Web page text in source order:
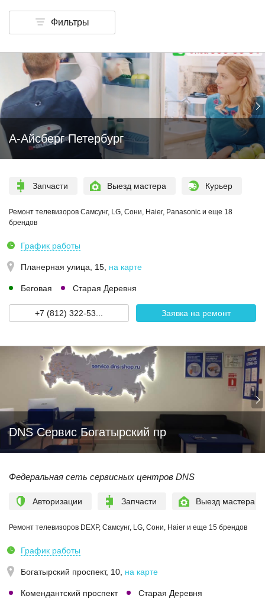
Фильтры
А-Айсберг Петербург
Запчасти Выезд мастера Курьер
Ремонт телевизоров Самсунг, LG, Сони, Haier, Panasonic и еще 18
брендов
График работы
Планерная улица, 15 на карте
Беговая Старая Деревня
+7 (812) 322-53... Заявка на ремонт
DNS Сервис Богатырский пр
Федеральная сеть сервисных центров DNS
Авторизации Запчасти Выезд мастера
Ремонт телевизоров DEXP, Самсунг, LG, Сони, Haier и еще 15 брендов
График работы
Богатырский проспект, 10 на карте
Комендантский проспект Старая Деревня